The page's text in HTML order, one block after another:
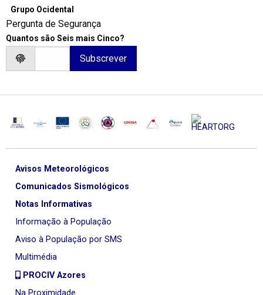
Grupo Ocidental
Pergunta de Segurança
Quantos são Seis mais Cinco?
Avisos Meteorológicos
Comunicados Sismológicos
Notas Informativas
Informação à População
Aviso à População por SMS
Multimédia
PROCIV Azores